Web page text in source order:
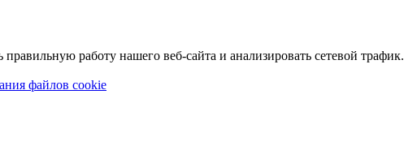
работу нашего веб-сайта и анализировать сетевой трафик.
файлов cookie